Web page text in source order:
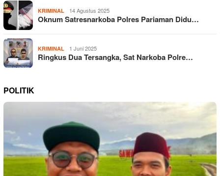
KRIMINAL 14 Agustus 2025
Oknum Satresnarkoba Polres Pariaman Didu…
KRIMINAL 1 Juni 2025
Ringkus Dua Tersangka, Sat Narkoba Polre…
POLITIK